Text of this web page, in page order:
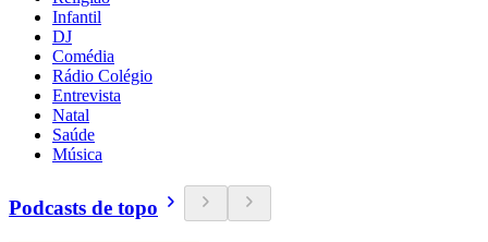
Infantil
DJ
Comédia
Rádio Colégio
Entrevista
Natal
Saúde
Música
Podcasts de topo